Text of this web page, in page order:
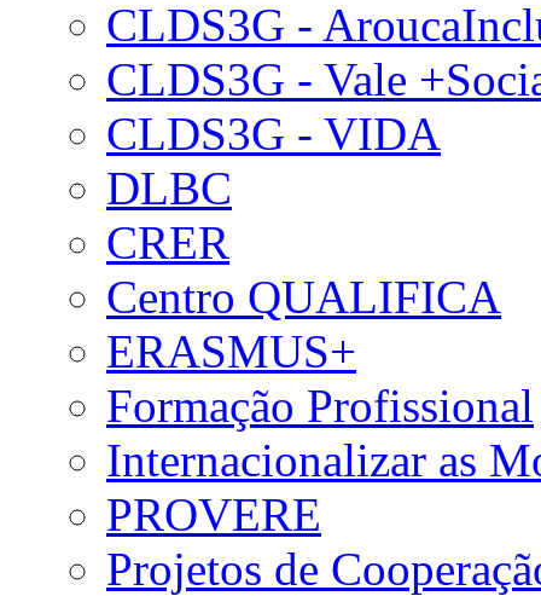
CLDS3G -
CLDS3G - Vale
CLDS3G - VIDA
DLBC
CRER
Centro QUALIFICA
ERASMUS+
Formação Profissional
Internacionalizar as
PROVERE
Projetos de